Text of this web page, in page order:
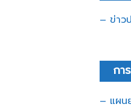
– ข่าว
กา
– แผน